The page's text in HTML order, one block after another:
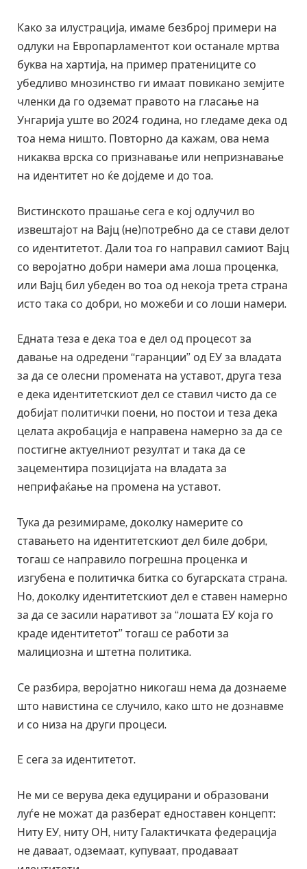
Како за илустрација, имаме безброј примери на
одлуки на Европарламентот кои останале мртва
буква на хартија, на пример пратениците со
убедливо мнозинство ги имаат повикано земјите
членки да го одземат правото на гласање на
Унгарија уште во 2024 година, но гледаме дека од
тоа нема ништо. Повторно да кажам, ова нема
никаква врска со признавање или непризнавање
на идентитет но ќе дојдеме и до тоа.
Вистинското прашање сега е кој одлучил во
извештајот на Вајц (не)потребно да се стави делот
со идентитетот. Дали тоа го направил самиот Вајц
со веројатно добри намери ама лоша проценка,
или Вајц бил убеден во тоа од некоја трета страна
исто така со добри, но можеби и со лоши намери.
Едната теза е дека тоа е дел од процесот за
давање на одредени “гаранции” од ЕУ за владата
за да се олесни промената на уставот, друга теза
е дека идентитетскиот дел се ставил чисто да се
добијат политички поени, но постои и теза дека
целата акробација е направена намерно за да се
постигне актуелниот резултат и така да се
зацементира позицијата на владата за
неприфаќање на промена на уставот.
Тука да резимираме, доколку намерите со
ставањето на идентитетскиот дел биле добри,
тогаш се направило погрешна проценка и
изгубена е политичка битка со бугарската страна.
Но, доколку идентитетскиот дел е ставен намерно
за да се засили наративот за “лошата ЕУ која го
краде идентитетот” тогаш се работи за
малициозна и штетна политика.
Се разбира, веројатно никогаш нема да дознаеме
што навистина се случило, како што не дознавме
и со низа на други процеси.
Е сега за идентитетот.
Не ми се верува дека едуцирани и образовани
луѓе не можат да разберат едноставен концепт:
Ниту ЕУ, ниту ОН, ниту Галактичката федерација
не даваат, одземаат, купуваат, продаваат